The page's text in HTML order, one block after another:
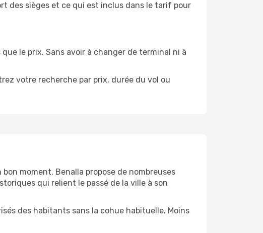
des sièges et ce qui est inclus dans le tarif pour
le prix. Sans avoir à changer de terminal ni à
votre recherche par prix, durée du vol ou
moment. Benalla propose de nombreuses
qui relient le passé de la ville à son
des habitants sans la cohue habituelle. Moins